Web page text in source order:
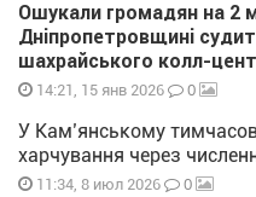
Ошукали громадян на 2
Дніпропетровщині
шахрайського колл-
14:21, 15 янв 2026 0
У Кам’янському
харчування через
11:34, 8 июл 2026 0